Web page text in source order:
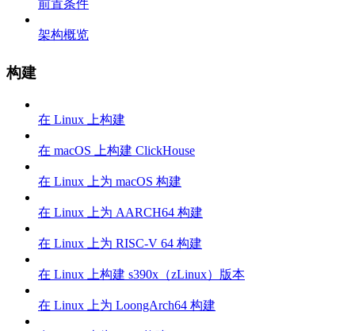
前置条件
架构概览
构建
在 Linux 上构建
在 macOS 上构建 ClickHouse
在 Linux 上为 macOS 构建
在 Linux 上为 AARCH64 构建
在 Linux 上为 RISC-V 64 构建
在 Linux 上构建 s390x（zLinux）版本
在 Linux 上为 LoongArch64 构建